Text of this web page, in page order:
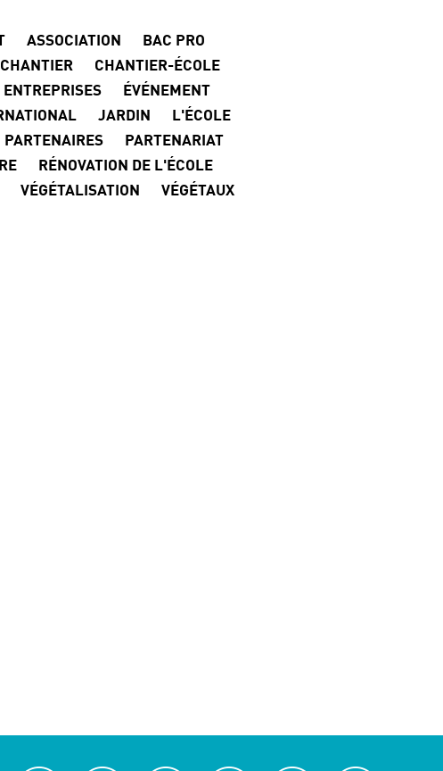
ASSOCIATION
BAC PRO
CHANTIER
CHANTIER-ÉCOLE
ENTREPRISES
ÉVÉNEMENT
JARDIN
L'ÉCOLE
PARTENAIRES
PARTENARIAT
RÉNOVATION DE L'ÉCOLE
VÉGÉTALISATION
VÉGÉTAUX